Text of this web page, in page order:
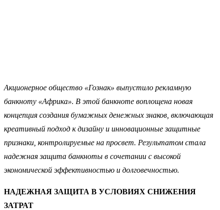
Акционерное общество «Гознак» выпустило рекламную
банкноту «Африка». В этой банкноте воплощена новая
концепция создания бумажных денежных знаков, включающая
креативный подход к дизайну и инновационные защитные
признаки, контролируемые на просвет. Результатом стала
надежная защита банкноты в сочетании с высокой
экономической эффективностью и долговечностью.
НАДЕЖНАЯ ЗАЩИТА В УСЛОВИЯХ СНИЖЕНИЯ
ЗАТРАТ